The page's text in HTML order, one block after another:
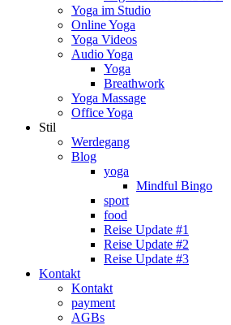
Yoga im Studio
Online Yoga
Yoga Videos
Audio Yoga
Yoga
Breathwork
Yoga Massage
Office Yoga
Stil
Werdegang
Blog
yoga
Mindful Bingo
sport
food
Reise Update #1
Reise Update #2
Reise Update #3
Kontakt
Kontakt
payment
AGBs